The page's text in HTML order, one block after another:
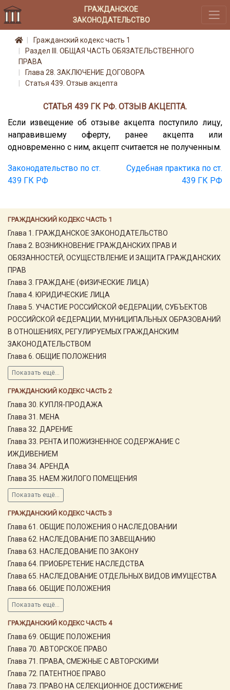
ГРАЖДАНСКОЕ
ЗАКОНОДАТЕЛЬСТВО
ГРАЖДАНСКИЙ КОДЕКС ЧАСТЬ 1
Глава 1. ГРАЖДАНСКОЕ ЗАКОНОДАТЕЛЬСТВО
Глава 2. ВОЗНИКНОВЕНИЕ ГРАЖДАНСКИХ ПРАВ И
ОБЯЗАННОСТЕЙ, ОСУЩЕСТВЛЕНИЕ И ЗАЩИТА ГРАЖДАНСКИХ
ПРАВ
Глава 3. ГРАЖДАНЕ (ФИЗИЧЕСКИЕ ЛИЦА)
Глава 4. ЮРИДИЧЕСКИЕ ЛИЦА
Глава 5. УЧАСТИЕ РОССИЙСКОЙ ФЕДЕРАЦИИ, СУБЪЕКТОВ
РОССИЙСКОЙ ФЕДЕРАЦИИ, МУНИЦИПАЛЬНЫХ ОБРАЗОВАНИЙ
В ОТНОШЕНИЯХ, РЕГУЛИРУЕМЫХ ГРАЖДАНСКИМ
ЗАКОНОДАТЕЛЬСТВОМ
Глава 6. ОБЩИЕ ПОЛОЖЕНИЯ
Показать ещё...
ГРАЖДАНСКИЙ КОДЕКС ЧАСТЬ 2
Глава 30. КУПЛЯ-ПРОДАЖА
Глава 31. МЕНА
Глава 32. ДАРЕНИЕ
Глава 33. РЕНТА И ПОЖИЗНЕННОЕ СОДЕРЖАНИЕ С
ИЖДИВЕНИЕМ
Глава 34. АРЕНДА
Глава 35. НАЕМ ЖИЛОГО ПОМЕЩЕНИЯ
Показать ещё...
ГРАЖДАНСКИЙ КОДЕКС ЧАСТЬ 3
Глава 61. ОБЩИЕ ПОЛОЖЕНИЯ О НАСЛЕДОВАНИИ
Глава 62. НАСЛЕДОВАНИЕ ПО ЗАВЕЩАНИЮ
Глава 63. НАСЛЕДОВАНИЕ ПО ЗАКОНУ
Глава 64. ПРИОБРЕТЕНИЕ НАСЛЕДСТВА
Глава 65. НАСЛЕДОВАНИЕ ОТДЕЛЬНЫХ ВИДОВ ИМУЩЕСТВА
Глава 66. ОБЩИЕ ПОЛОЖЕНИЯ
Показать ещё...
ГРАЖДАНСКИЙ КОДЕКС ЧАСТЬ 4
Глава 69. ОБЩИЕ ПОЛОЖЕНИЯ
Глава 70. АВТОРСКОЕ ПРАВО
Глава 71. ПРАВА, СМЕЖНЫЕ С АВТОРСКИМИ
Глава 72. ПАТЕНТНОЕ ПРАВО
Глава 73. ПРАВО НА СЕЛЕКЦИОННОЕ ДОСТИЖЕНИЕ
Гражданский кодекс часть 1
Раздел III. ОБЩАЯ ЧАСТЬ ОБЯЗАТЕЛЬСТВЕННОГО
ПРАВА
Глава 28. ЗАКЛЮЧЕНИЕ ДОГОВОРА
Статья 439. Отзыв акцепта
СТАТЬЯ 439 ГК РФ. ОТЗЫВ АКЦЕПТА.
Если извещение об отзыве акцепта поступило лицу,
направившему оферту, ранее акцепта или
одновременно с ним, акцепт считается не полученным.
Законодательство по ст.
439 ГК РФ
Судебная практика по ст.
439 ГК РФ